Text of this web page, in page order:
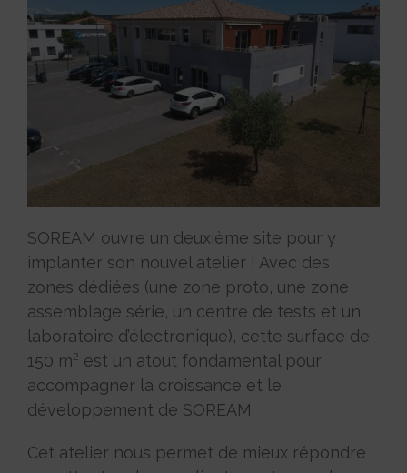
SOREAM ouvre un deuxième site pour y
implanter son nouvel atelier ! Avec des
zones dédiées (une zone proto, une zone
assemblage série, un centre de tests et un
laboratoire d’électronique), cette surface de
150 m² est un atout fondamental pour
accompagner la croissance et le
développement de SOREAM.
Cet atelier nous permet de mieux répondre